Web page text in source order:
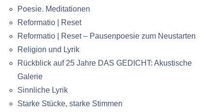
Poesie. Meditationen
Reformatio | Reset
Reformatio | Reset – Pausenpoesie zum Neustarten
Religion und Lyrik
Rückblick auf 25 Jahre DAS GEDICHT: Akustische
Galerie
Sinnliche Lyrik
Starke Stücke, starke Stimmen